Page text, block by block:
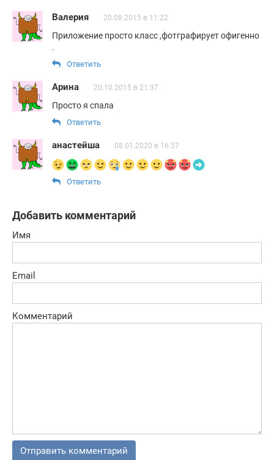
Валерия 20.08.2015 в 11:22
Приложение просто класс ,фотграфирует офигенно
.
Ответить
Арина 20.10.2015 в 21:37
Просто я спала
Ответить
анастейша 08.01.2020 в 16:57
Ответить
Добавить комментарий
Имя
Email
Комментарий